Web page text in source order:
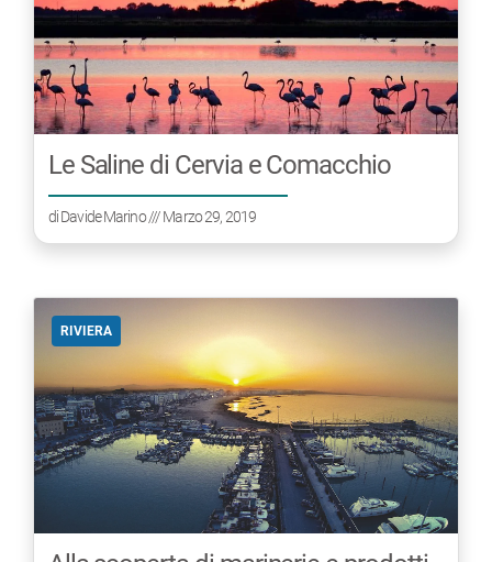
Le Saline di Cervia e Comacchio
diDavide Marino/// Marzo 29, 2019
RIVIERA